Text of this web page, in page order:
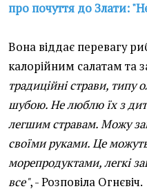
про почуття до Злати:
Вона віддає перевагу
калорійним салатам та
традиційні страви, типу
шубою. Не люблю їх з
легшим стравам. Можу
своїми руками. Це
морепродуктами, легкі
все", - Розповіла Огнєвіч.